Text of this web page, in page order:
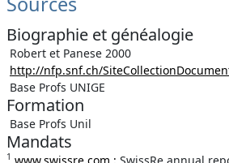
Biographie et généalogie
Robert et Panese 2000
http://nfp.snf.ch/
Base Profs UNIGE
Formation
Base Profs Unil
Mandats
1 www.swissre.com ; SwissRe annual